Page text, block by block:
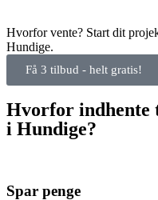
Hvorfor vente? Start dit
Hundige.
Få 3 tilbud - helt gratis!
Hvorfor
i Hundige?
Spar penge